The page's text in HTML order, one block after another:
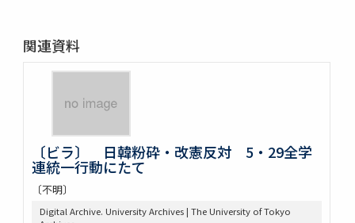
関連資料
〔ビラ〕 日韓粉砕・改憲反対 5・29全学
連統一行動にたて
〔不明〕
Digital Archive. University Archives | The University of Tokyo